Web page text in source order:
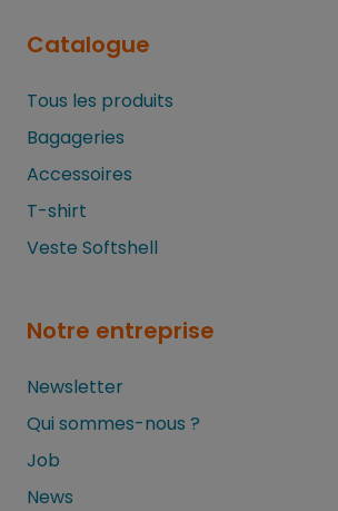
Catalogue
Tous les produits
Bagageries
Accessoires
T-shirt
Veste Softshell
Notre entreprise
Newsletter
Qui sommes-nous ?
Job
News